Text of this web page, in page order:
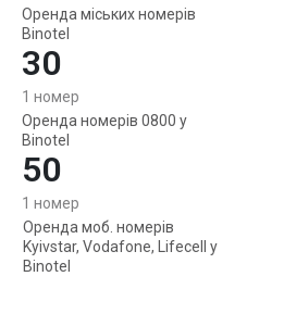
Оренда міськихномерів
Binotel
Оренда номерів 0800 у
Binotel
30
1 номер
Оренда моб. номерів
Kyivstar, Vodafone, Lifecell у
Binotel
50
1 номер